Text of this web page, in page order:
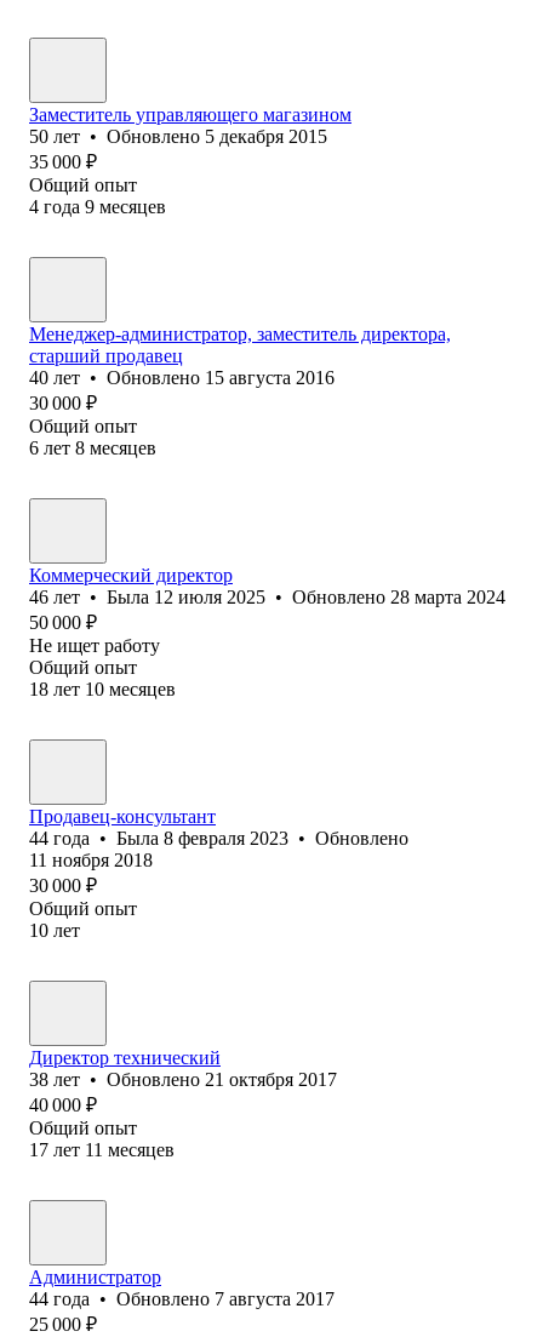
Заместитель управляющего магазином
50 лет • Обновлено 5 декабря 2015
35 000 ₽
Общий опыт
4 года 9 месяцев
Менеджер-администратор, заместитель директора,
старший продавец
40 лет • Обновлено 15 августа 2016
30 000 ₽
Общий опыт
6 лет 8 месяцев
Коммерческий директор
46 лет • Была 12 июля 2025 • Обновлено 28 марта 2024
50 000 ₽
Не ищет работу
Общий опыт
18 лет 10 месяцев
Продавец-консультант
44 года • Была 8 февраля 2023 • Обновлено
11 ноября 2018
30 000 ₽
Общий опыт
10 лет
Директор технический
38 лет • Обновлено 21 октября 2017
40 000 ₽
Общий опыт
17 лет 11 месяцев
Администратор
44 года • Обновлено 7 августа 2017
25 000 ₽